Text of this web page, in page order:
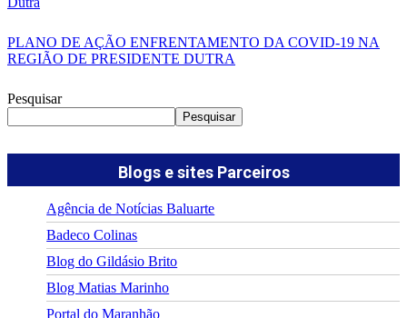
PLANO DE AÇÃO ENFRENTAMENTO DA COVID-19 NA
REGIÃO DE PRESIDENTE DUTRA
Pesquisar
Pesquisar
Blogs e sites Parceiros
Agência de Notícias Baluarte
Badeco Colinas
Blog do Gildásio Brito
Blog Matias Marinho
Portal do Maranhão